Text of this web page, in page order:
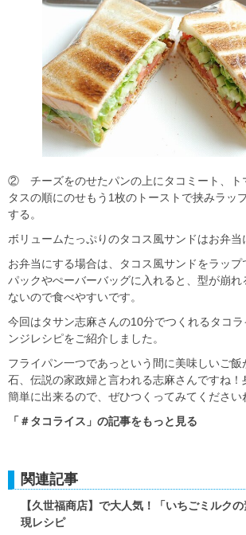
② チーズをのせたパンの上にタコミート、ト
タスの順にのせもう1枚のトーストで挟みラッ
する。
ボリュームたっぷりのタコス風サンドはお弁当
お弁当にする場合は、タコス風サンドをラップ
パックやぺーバーバッグに入れると、型が崩
ないので食べやすいです。
今回はタサン志麻さんの10分でつくれるタコ
ンジレシピをご紹介しました。
フライパン一つであっという間に美味しいご
石、伝説の家政婦と言われる志麻さんですね！
簡単に出来るので、ぜひつくってみてください
「＃タコライス」の記事をもっと見る
関連記事
【久世福商店】で大人気！「いちごミルク
現レシピ